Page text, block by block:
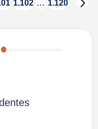
1.102 … 1.120